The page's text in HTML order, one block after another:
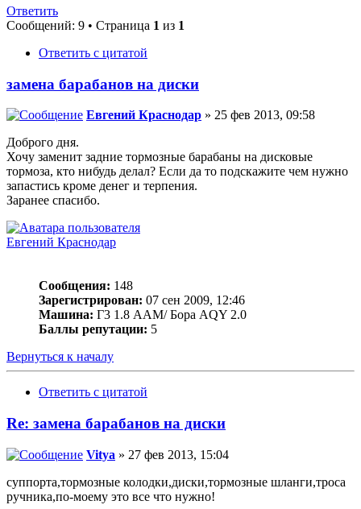
Ответить
Сообщений: 9 • Страница 1 из 1
Ответить с цитатой
замена барабанов на диски
Евгений Краснодар » 25 фев 2013, 09:58
Доброго дня.
Хочу заменит задние тормозные барабаны на дисковые
тормоза, кто нибудь делал? Если да то подскажите чем нужно
запастись кроме денег и терпения.
Заранее спасибо.
Евгений Краснодар
Сообщения: 148
Зарегистрирован: 07 сен 2009, 12:46
Машина: Г3 1.8 ААМ/ Бора АQY 2.0
Баллы репутации: 5
Вернуться к началу
Ответить с цитатой
Re: замена барабанов на диски
Vitya » 27 фев 2013, 15:04
суппорта,тормозные колодки,диски,тормозные шланги,троса
ручника,по-моему это все что нужно!